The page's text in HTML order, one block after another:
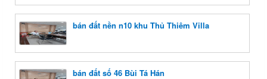
bán đất nền n10 khu Thủ Thiêm Villa
bán đất số 46 Bùi Tá Hán